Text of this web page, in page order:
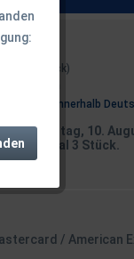
€ * / 1 Stück)
innerhalb
am Montag, 10.
- maximal 3 Stück.
/ American